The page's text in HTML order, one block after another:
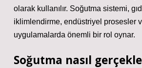
olarak kullanılır. Soğutma sistemi,
iklimlendirme, endüstriyel prosesler
uygulamalarda önemli bir rol oynar.
Soğutma nasıl